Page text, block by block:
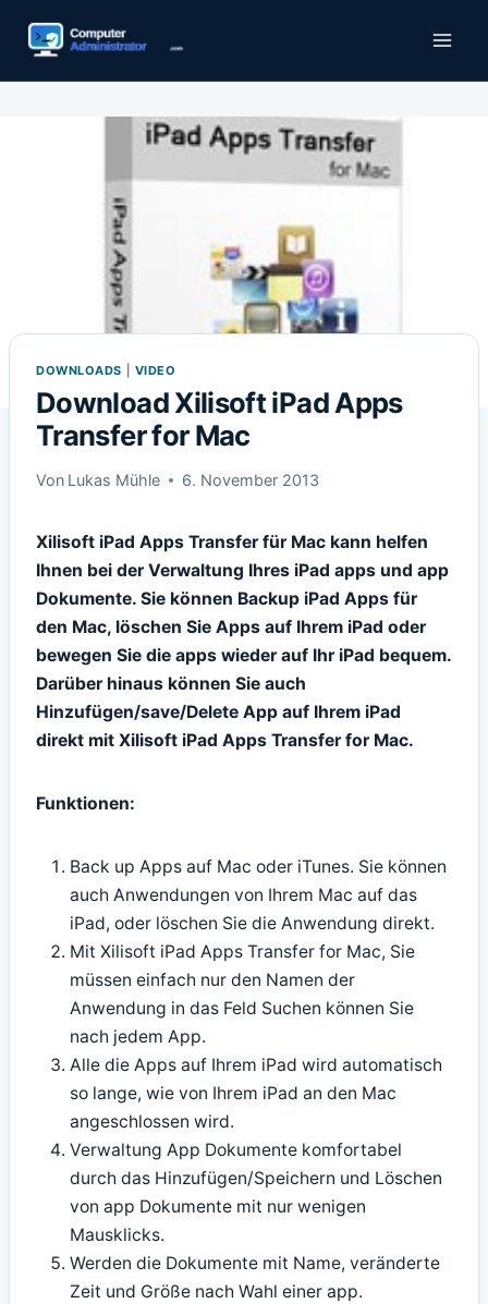
Inhalt
DOWNLOADS VIDEO
Download Xilisoft iPad Apps
Transfer for Mac
Von Lukas Mühle 6. November 2013
Xilisoft iPad Apps Transfer für Mac kann helfen
Ihnen bei der Verwaltung Ihres iPad apps und app
Dokumente. Sie können Backup iPad Apps für
den Mac, löschen Sie Apps auf Ihrem iPad oder
bewegen Sie die apps wieder auf Ihr iPad bequem.
Darüber hinaus können Sie auch
Hinzufügen/save/Delete App auf Ihrem iPad
direkt mit Xilisoft iPad Apps Transfer for Mac.
Funktionen:
Back up Apps auf Mac oder iTunes. Sie können
auch Anwendungen von Ihrem Mac auf das
iPad, oder löschen Sie die Anwendung direkt.
Mit Xilisoft iPad Apps Transfer for Mac, Sie
müssen einfach nur den Namen der
Anwendung in das Feld Suchen können Sie
nach jedem App.
Alle die Apps auf Ihrem iPad wird automatisch
so lange, wie von Ihrem iPad an den Mac
angeschlossen wird.
Verwaltung App Dokumente komfortabel
durch das Hinzufügen/Speichern und Löschen
von app Dokumente mit nur wenigen
Mausklicks.
Werden die Dokumente mit Name, veränderte
Zeit und Größe nach Wahl einer app.